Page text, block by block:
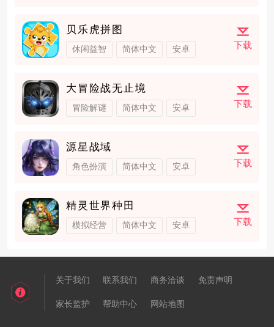
贝乐虎拼图
休闲益智 简体中文 安卓 下载
大冒险战无止境
冒险解谜 简体中文 安卓 下载
源星战域
角色扮演 简体中文 安卓 下载
精灵世界种田
模拟经营 简体中文 安卓 下载
关于我们 联系我们 商务洽谈 免责声明
家长监护 帮助中心 网站地图